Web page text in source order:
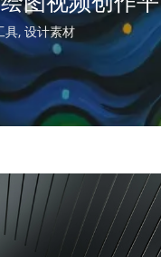
具, 设计素材